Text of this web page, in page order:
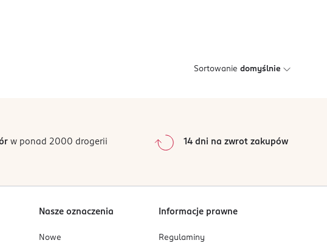
Sortowanie domyślnie
w ponad 2000 drogerii 14 dni na zwrot zakupów
Nasze oznaczenia
Nowe
Informacje prawne
Regulaminy